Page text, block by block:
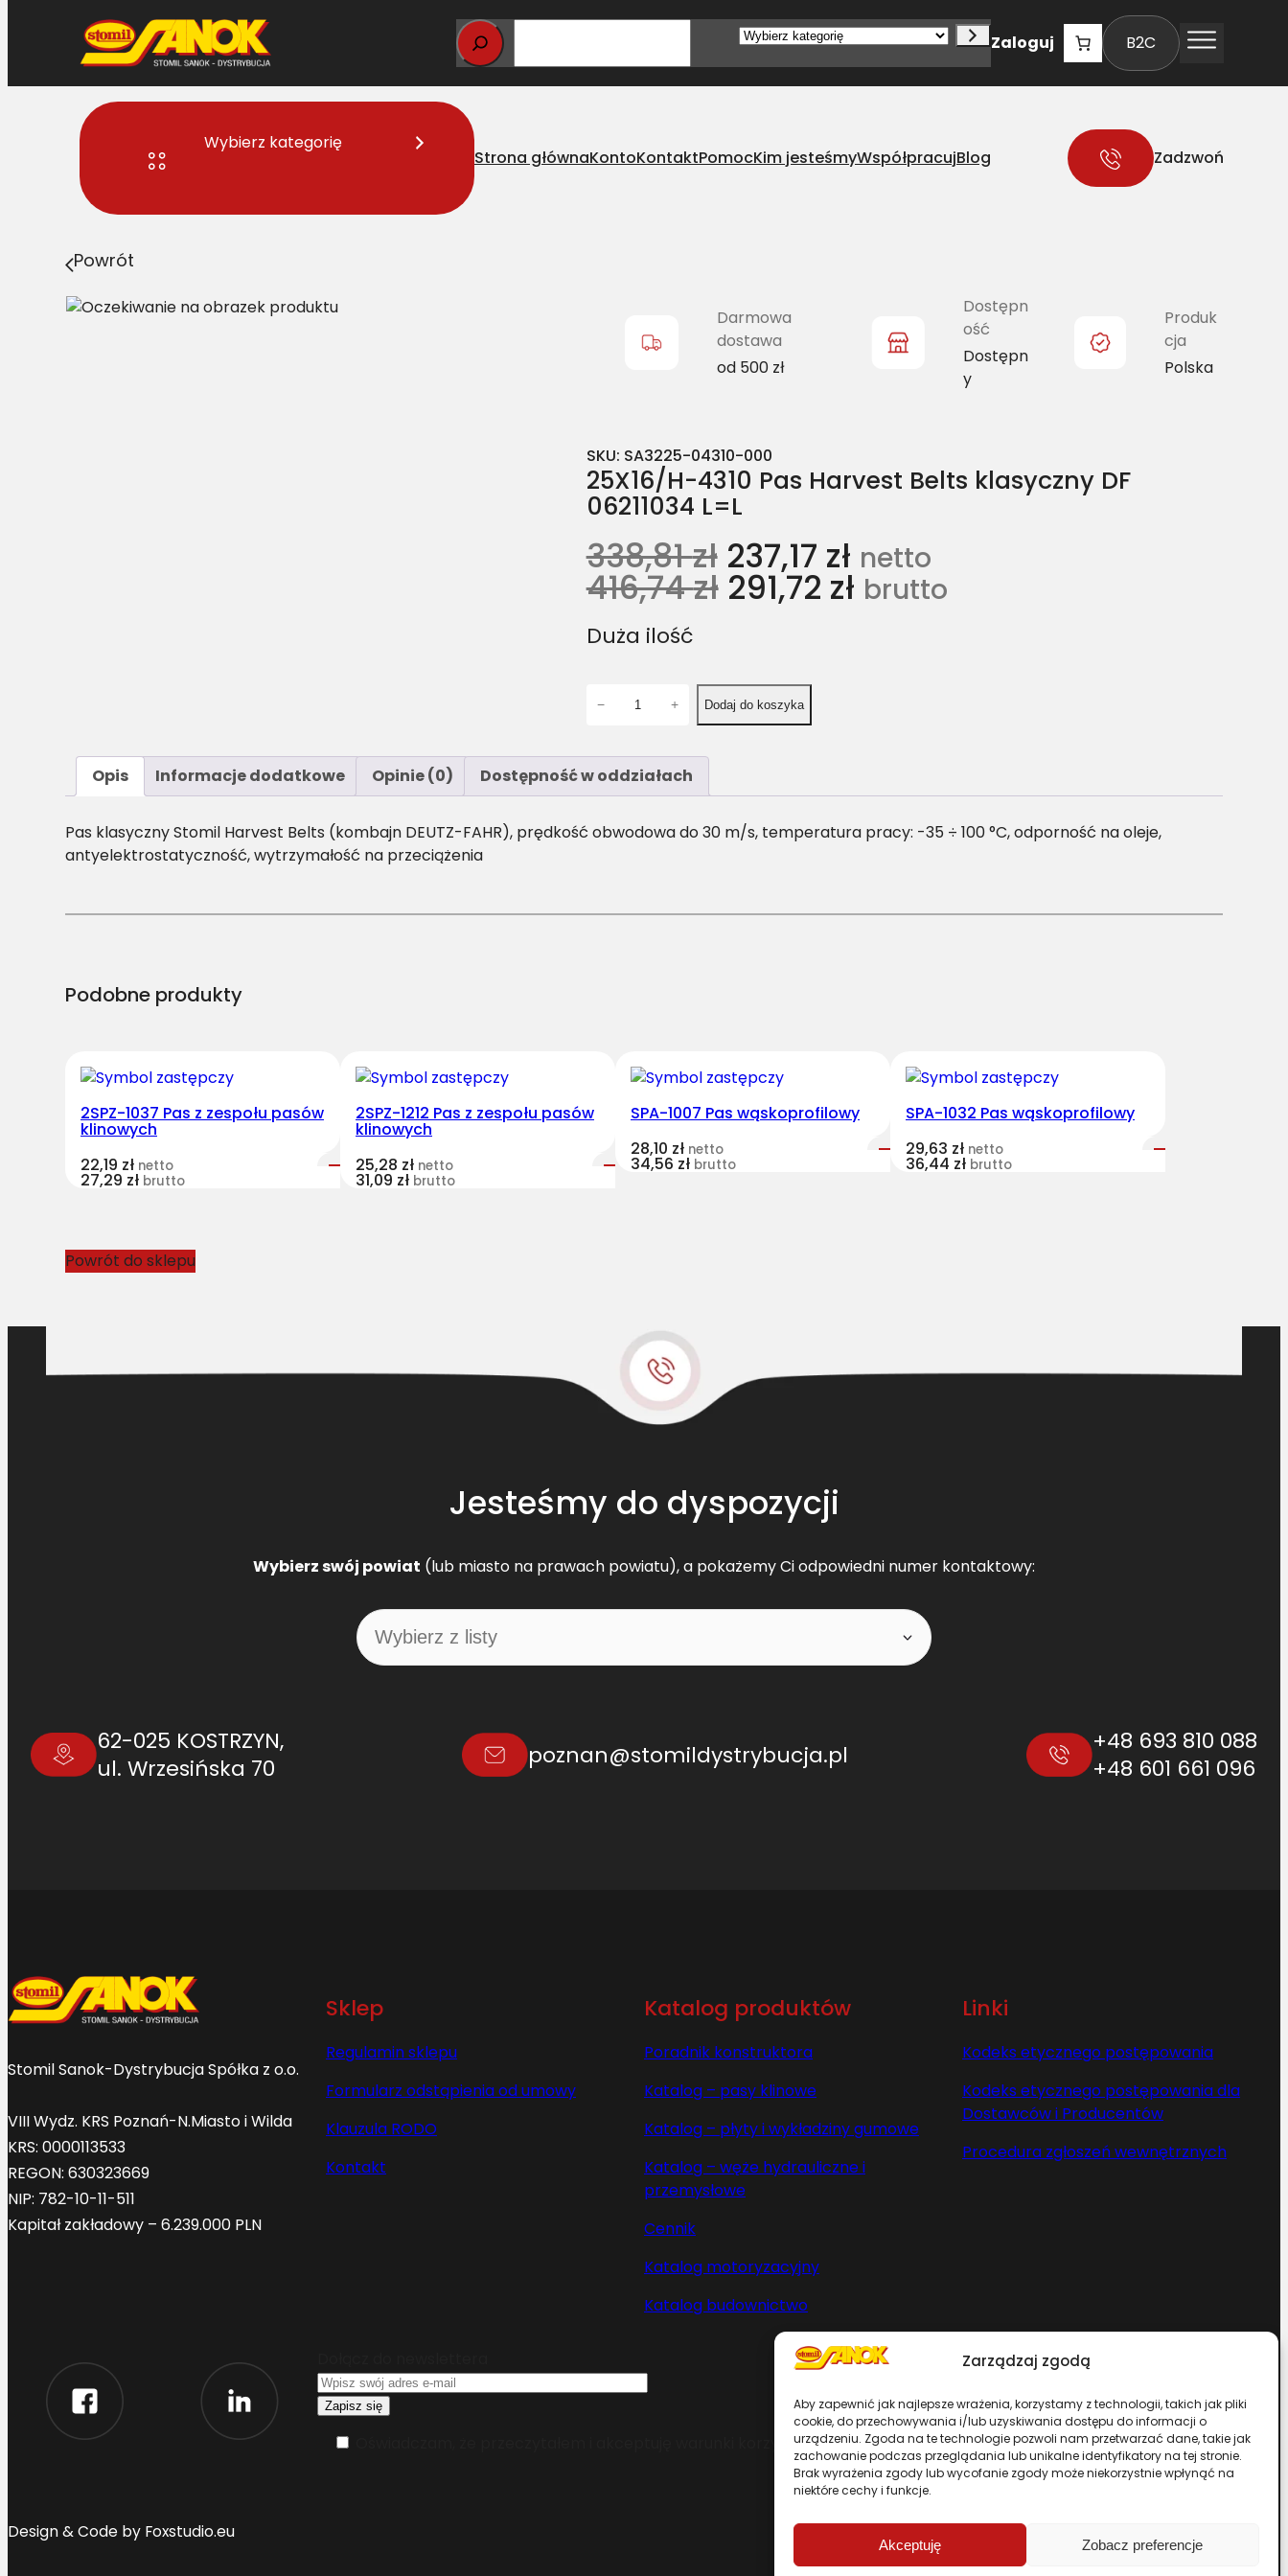
Zarządzaj zgodą
Aby zapewnić jak najlepsze wrażenia, korzystamy z technologii, takich jak pliki
cookie, do przechowywania i/lub uzyskiwania dostępu do informacji o
urządzeniu. Zgoda na te technologie pozwoli nam przetwarzać dane, takie jak
zachowanie podczas przeglądania lub unikalne identyfikatory na tej stronie.
Brak wyrażenia zgody lub wycofanie zgody może niekorzystnie wpłynąć na
niektóre cechy i funkcje.
Akceptuję Zobacz preferencje
Wybierz
Zaloguj B2C
Wybierz kategorię
Strona głównaKontoKontaktPomocKim jesteśmyWspółpracujBlog Zadzwoń
Strona główna > 25X16/H-4310 Pas Harvest Belts klasyczny DF 06211034 L=L
Powrót
Darmowa
dostawa
od 500 zł
Dostępn
ość
Dostępn
y
Produk
cja
Polska
SKU: SA3225-04310-000
25X16/H-4310 Pas Harvest Belts klasyczny DF
06211034 L=L
338,81zł 237,17 zł netto
416,74zł 291,72 zł brutto
Duża ilość
ś
ć
5
a
t
s
y
z
y
1
− + Dodaj do koszyka
Opis Informacje dodatkowe Opinie (0) Dostępność w oddziałach
Pas klasyczny Stomil Harvest Belts (kombajn DEUTZ-FAHR), prędkość obwodowa do 30 m/s, temperatura pracy: -35 ÷ 100 °C, odporność na oleje,
antyelektrostatyczność, wytrzymałość na przeciążenia
Podobne produkty
2SPZ-1037 Pas z zespołu pasów
klinowych
22,19 zł netto
27,29 zł brutto
2SPZ-1212 Pas z zespołu pasów
klinowych
25,28 zł netto
31,09 zł brutto
SPA-1007 Pas wąskoprofilowy
28,10 zł netto
34,56 zł brutto
SPA-1032 Pas wąskoprofilowy
29,63 zł netto
36,44 zł brutto
Powrót do sklepu
Jesteśmy do dyspozycji
Wybierz swój powiat (lub miasto na prawach powiatu), a pokażemy Ci odpowiedni numer kontaktowy:
62-025 KOSTRZYN,
ul. Wrzesińska 70
poznan@stomildystrybucja.pl
+48 693 810 088
+48 601 661 096
Stomil Sanok-Dystrybucja Spółka z o.o.
VIII Wydz. KRS Poznań-N.Miasto i Wilda
KRS: 0000113533
REGON: 630323669
NIP: 782-10-11-511
Kapitał zakładowy – 6.239.000 PLN
Sklep
Regulamin sklepu
Formularz odstąpienia od umowy
Klauzula RODO
Kontakt
Katalog produktów
Poradnik konstruktora
Katalog – pasy klinowe
Katalog – płyty i wykładziny gumowe
Katalog – węże hydrauliczne i
przemysłowe
Cennik
Katalog motoryzacyjny
Katalog budownictwo
Linki
Kodeks etycznego postępowania
Kodeks etycznego postępowania dla
Dostawców i Producentów
Procedura zgłoszeń wewnętrznych
Oświadczam, że przeczytałem i akceptuję warunki korzystania z serwisu
Chcesz zostać dystrybutorem?
Design & Code by Foxstudio.eu Przewiń stronę do góry